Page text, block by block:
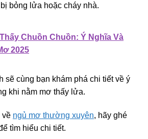
bỏng lửa hoặc cháy nhà.
Chuồn Chuồn: Ý Nghĩa Và
2025
sẽ cùng bạn khám phá chi tiết về ý
khi nằm mơ thấy lửa.
về ngủ mơ thường xuyên, hãy ghé
tìm hiểu chi tiết.